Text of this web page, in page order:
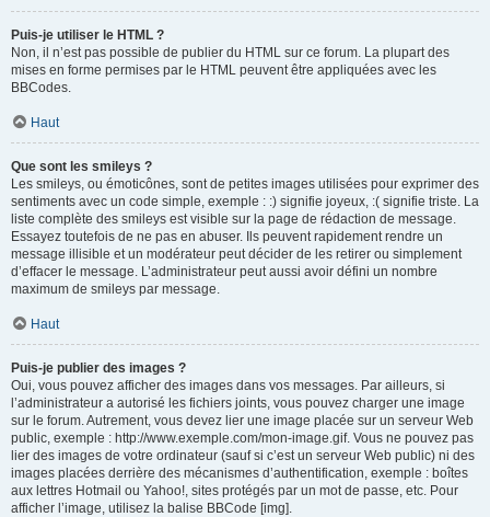
Puis-je utiliser le HTML ?
Non, il n’est pas possible de publier du HTML sur ce forum. La plupart des
mises en forme permises par le HTML peuvent être appliquées avec les
BBCodes.
Haut
Que sont les smileys ?
Les smileys, ou émoticônes, sont de petites images utilisées pour exprimer des
sentiments avec un code simple, exemple : :) signifie joyeux, :( signifie triste. La
liste complète des smileys est visible sur la page de rédaction de message.
Essayez toutefois de ne pas en abuser. Ils peuvent rapidement rendre un
message illisible et un modérateur peut décider de les retirer ou simplement
d’effacer le message. L’administrateur peut aussi avoir défini un nombre
maximum de smileys par message.
Haut
Puis-je publier des images ?
Oui, vous pouvez afficher des images dans vos messages. Par ailleurs, si
l’administrateur a autorisé les fichiers joints, vous pouvez charger une image
sur le forum. Autrement, vous devez lier une image placée sur un serveur Web
public, exemple : http://www.exemple.com/mon-image.gif. Vous ne pouvez pas
lier des images de votre ordinateur (sauf si c’est un serveur Web public) ni des
images placées derrière des mécanismes d’authentification, exemple : boîtes
aux lettres Hotmail ou Yahoo!, sites protégés par un mot de passe, etc. Pour
afficher l’image, utilisez la balise BBCode [img].